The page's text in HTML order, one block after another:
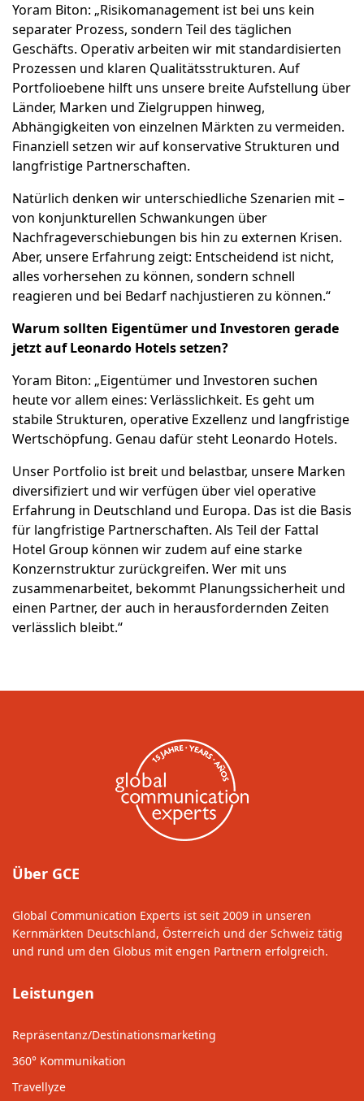
Yoram Biton: „Risikomanagement ist bei uns kein
separater Prozess, sondern Teil des täglichen
Geschäfts. Operativ arbeiten wir mit standardisierten
Prozessen und klaren Qualitätsstrukturen. Auf
Portfolioebene hilft uns unsere breite Aufstellung über
Länder, Marken und Zielgruppen hinweg,
Abhängigkeiten von einzelnen Märkten zu vermeiden.
Finanziell setzen wir auf konservative Strukturen und
langfristige Partnerschaften.
Natürlich denken wir unterschiedliche Szenarien mit –
von konjunkturellen Schwankungen über
Nachfrageverschiebungen bis hin zu externen Krisen.
Aber, unsere Erfahrung zeigt: Entscheidend ist nicht,
alles vorhersehen zu können, sondern schnell
reagieren und bei Bedarf nachjustieren zu können.“
Warum sollten Eigentümer und Investoren gerade
jetzt auf Leonardo Hotels setzen?
Yoram Biton: „Eigentümer und Investoren suchen
heute vor allem eines: Verlässlichkeit. Es geht um
stabile Strukturen, operative Exzellenz und langfristige
Wertschöpfung. Genau dafür steht Leonardo Hotels.
Unser Portfolio ist breit und belastbar, unsere Marken
diversifiziert und wir verfügen über viel operative
Erfahrung in Deutschland und Europa. Das ist die Basis
für langfristige Partnerschaften. Als Teil der Fattal
Hotel Group können wir zudem auf eine starke
Konzernstruktur zurückgreifen. Wer mit uns
zusammenarbeitet, bekommt Planungssicherheit und
einen Partner, der auch in herausfordernden Zeiten
verlässlich bleibt.“
Über GCE
Global Communication Experts ist seit 2009 in unseren
Kernmärkten Deutschland, Österreich und der Schweiz tätig
und rund um den Globus mit engen Partnern erfolgreich.
Leistungen
Repräsentanz/Destinationsmarketing
360° Kommunikation
Travellyze